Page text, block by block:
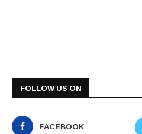
FOLLOW US ON
FACEBOOK